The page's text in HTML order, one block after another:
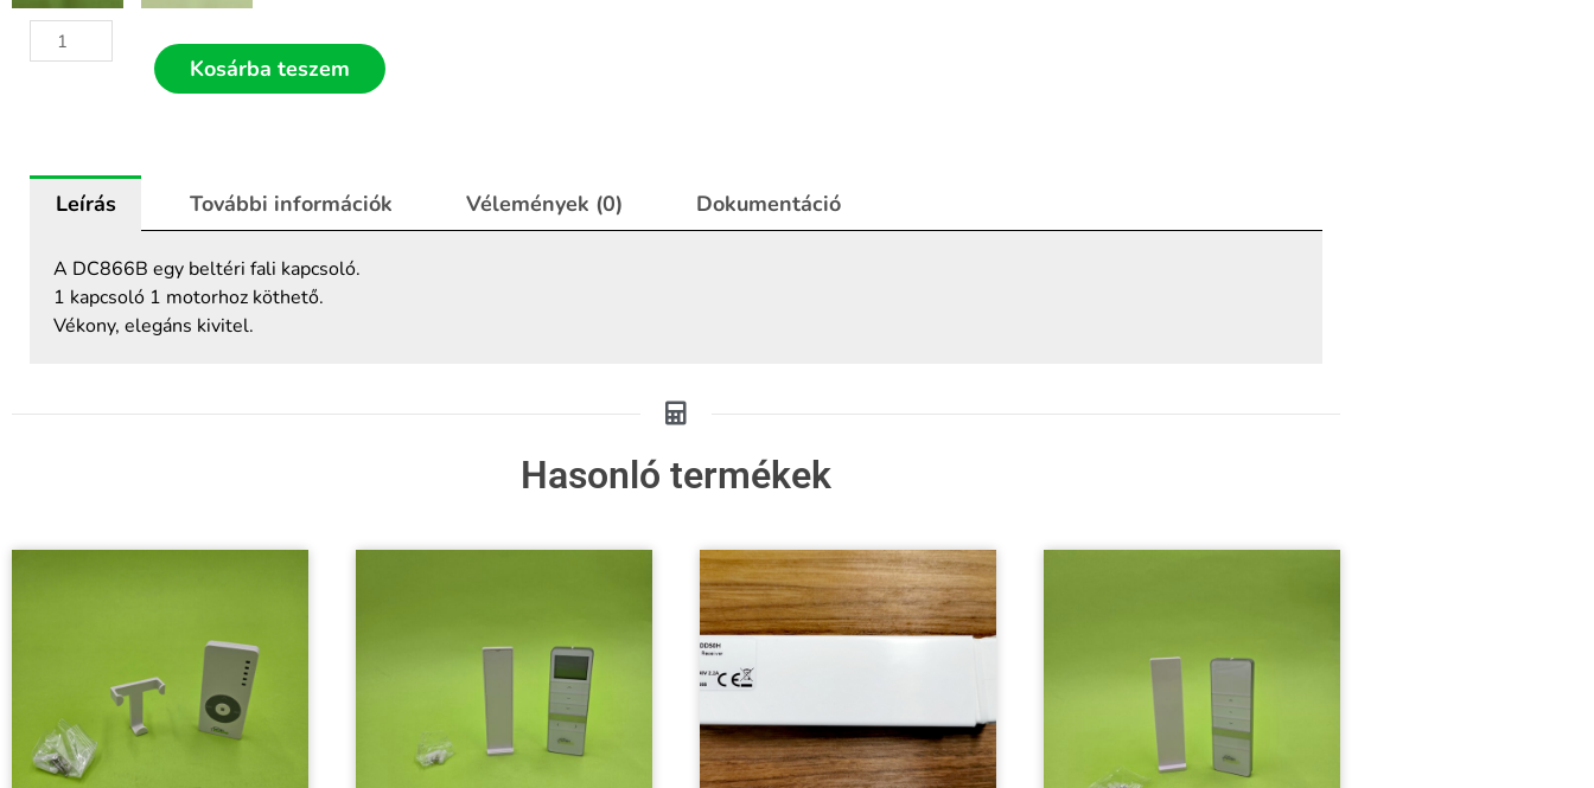
DC866B
kapcsoló
Kosárba teszem
Leírás További információk Vélemények (0) Dokumentáció
A DC866B egy beltéri fali kapcsoló.
1 kapcsoló 1 motorhoz köthető.
Vékony, elegáns kivitel.
Hasonló termékek